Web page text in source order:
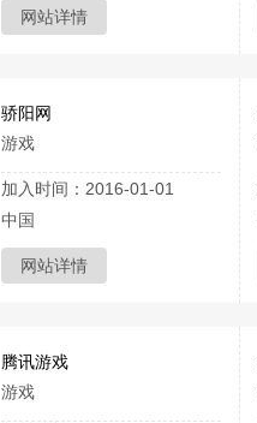
网站详情
骄阳网
游戏
加入时间：2016-01-01
中国
网站详情
腾讯游戏
游戏